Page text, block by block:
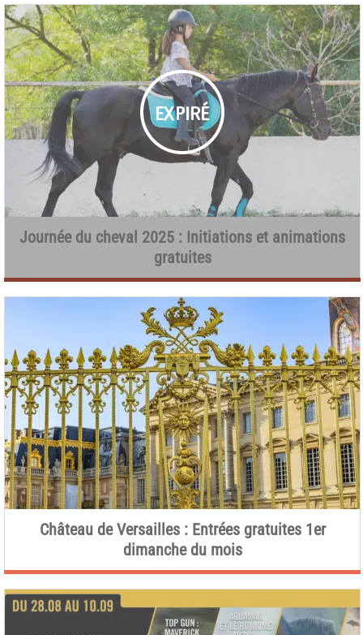
Journée du cheval 2025 : Initiations et animations
gratuites
Château de Versailles : Entrées gratuites 1er
dimanche du mois